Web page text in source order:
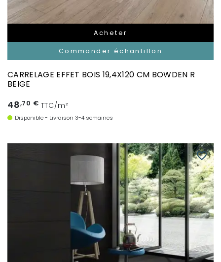
Acheter
Commander échantillon
CARRELAGE EFFET BOIS 19,4X120 CM BOWDEN R
BEIGE
48,70 € TTC/m²
Disponible - Livraison 3-4 semaines
favorite_border